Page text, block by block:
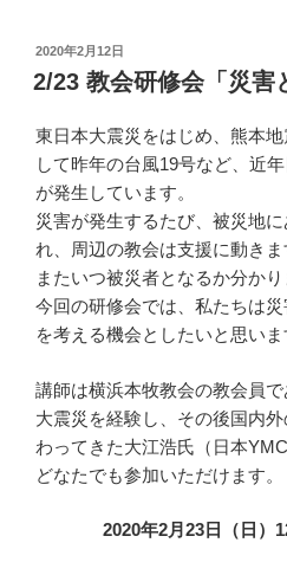
投
稿
日:
2020年2月12日
2/23 教会研修会「災害
東日本大震災をはじめ、熊本
して昨年の台風19号など、近
が発生しています。
災害が発生するたび、被災地
れ、周辺の教会は支援に動き
またいつ被災者となるか分かり
今回の研修会では、私たちは
を考える機会としたいと思いま
講師は横浜本牧教会の教会員
大震災を経験し、その後国内
わってきた大江浩氏（日本
どなたでも参加いただけます。
2020年2月23日（日）